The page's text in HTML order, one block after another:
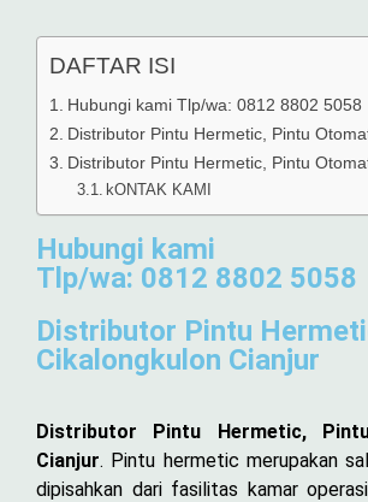
DAFTAR ISI
Hubungi kami Tlp/wa: 0812 8802 5058
Distributor Pintu Hermetic, Pintu
Distributor Pintu Hermetic, Pintu
kONTAK KAMI
Hubungi kami
Tlp/wa: 0812 8802 5058
Distributor Pintu
Cikalongkulon Cianjur
Distributor Pintu Hermetic,
Cianjur. Pintu hermetic merupakan
dipisahkan dari fasilitas kamar